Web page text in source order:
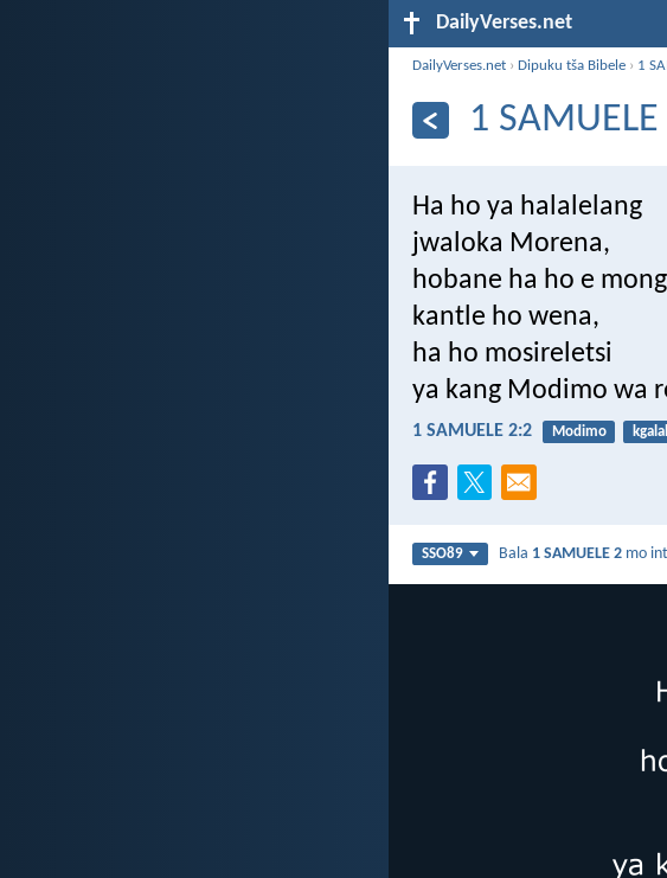
DailyVerses.net
DailyVerses.net ›Dipuku tša Bibele › 1
1
Ha ho ya halalelang
jwaloka Morena,
hobane ha ho e mong
kantle ho wena,
ha ho mosireletsi
ya kang Modimo wa
1 SAMUELE 2:2 Modimo
SSO89 Bala 1 SAMUELE 2 mo